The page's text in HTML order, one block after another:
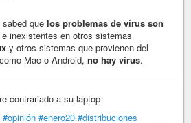
que los problemas de virus son
e inexistentes en otros sistemas
y otros sistemas que provienen del
Mac o Android, no hay virus.
#opinión #enero20 #distribuciones